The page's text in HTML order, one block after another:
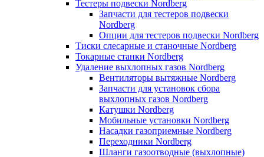
Тестеры подвески Nordberg
Запчасти для тестеров подвески
Nordberg
Опции для тестеров подвески Nordberg
Тиски слесарные и станочные Nordberg
Токарные станки Nordberg
Удаление выхлопных газов Nordberg
Вентиляторы вытяжные Nordberg
Запчасти для установок сбора
выхлопных газов Nordberg
Катушки Nordberg
Мобильные установки Nordberg
Насадки газоприемные Nordberg
Переходники Nordberg
Шланги газоотводные (выхлопные)